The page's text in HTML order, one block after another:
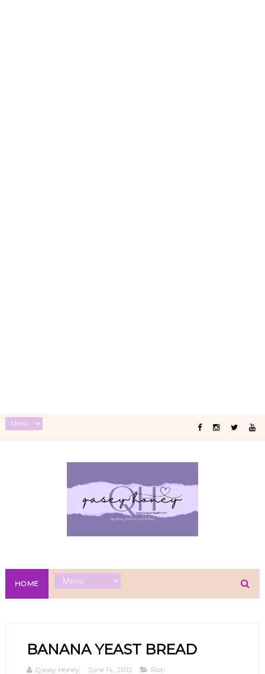
HOME
BANANA YEAST BREAD
Qasey Honey June 14, 2012 Roti